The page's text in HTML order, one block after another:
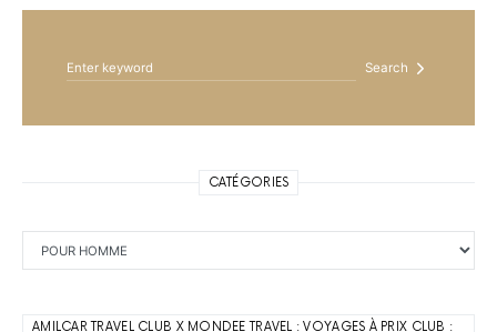
Search
CATÉGORIES
AMILCAR TRAVEL CLUB X MONDEE TRAVEL : VOYAGES À PRIX CLUB :